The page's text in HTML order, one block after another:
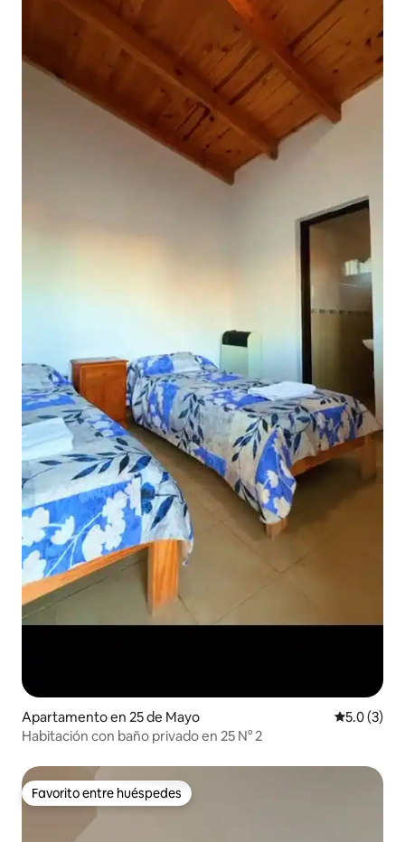
Apartamento en 25 de Mayo
5.0 (3)
Habitación con baño privado en 25 N° 2
Favorito entre huéspedes
Favorito entre huéspedes